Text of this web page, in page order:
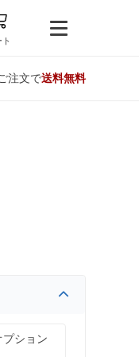
ト
注文で送料無料
ション